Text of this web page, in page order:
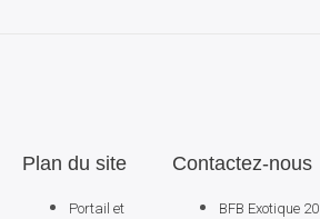
Plan du site
Portail et
Contactez-nous
BFB Exotique 20